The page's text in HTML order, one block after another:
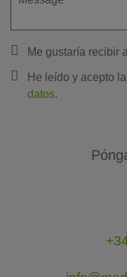
Me gustaría recibir
He leído y acepto la
datos.